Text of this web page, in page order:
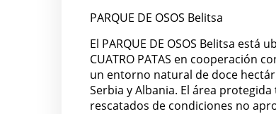
PARQUE DE OSOS Belitsa
El PARQUE DE OSOS Belitsa
CUATRO PATAS en cooperación
un entorno natural de doce
Serbia y Albania. El área
rescatados de condiciones no